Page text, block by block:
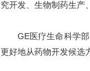
究开发、生物制药生产
GE医疗生命科学
更好地从药物开发候选